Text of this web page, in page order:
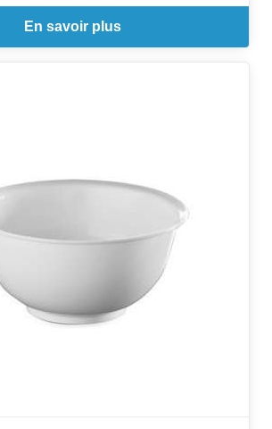
: sert de support de cuisson, de
congélation, de surgélation…
un usage intensif.
réutilisable près de 1 000 fois à haute
: 40x30cm ; 60x40cm ; GN 1/1
En savoir plus